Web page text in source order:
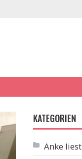
KATEGORIEN
Anke